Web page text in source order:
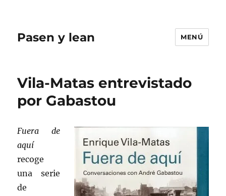
Pasen y lean MENÚ
Vila-Matas entrevistado
por Gabastou
Fuera de
aquí
recoge
una serie
de